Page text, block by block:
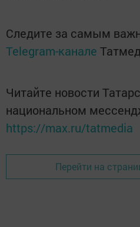
Следите за самым
Telegram-канале
Читайте новости
национальном
https://max.ru/tatmedia
Перейти на